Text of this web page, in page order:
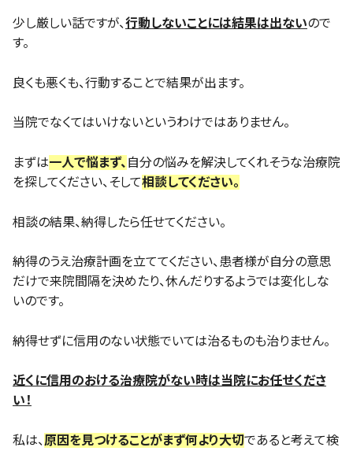
少し厳しい話ですが、行動しないことには結果は出ないので
す。
良くも悪くも、行動することで結果が出ます。
当院でなくてはいけないというわけではありません。
まずは一人で悩まず、 自分の悩みを解決してくれそうな治療院
を探してください、そして相談してください。
相談の結果、納得したら任せてください。
納得のうえ治療計画を立ててください、患者様が自分の意思
だけで来院間隔を決めたり、休んだりするようでは変化しな
いのです。
納得せずに信用のない状態でいては治るものも治りません。
近くに信用のおける治療院がない時は当院にお任せくださ
い！
私は、原因を見つけることがまず何より大切であると考えて検